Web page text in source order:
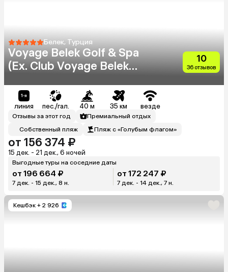
Белек, Турция
Voyage Belek Golf & Spa
(Ex. Club Voyage Belek
10
36 отзывов
линия пес./гал. 40 м 35 км везде
Отзывы за этот год
Премиальный отдых
Собственный пляж
Пляж с «Голубым флагом»
от 156 374 ₽
15 дек. - 21 дек., 6 ночей
Выгодные туры на соседние даты
от 196 664 ₽
7 дек. - 15 дек., 8 н.
от 172 247 ₽
7 дек. - 14 дек., 7 н.
Кешбэк + 2 926